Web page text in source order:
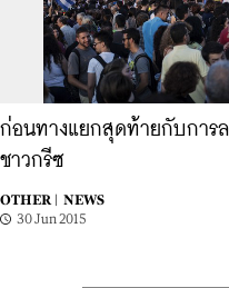
ก่อนทางแยกสุดท้ายกับการ
ชาวกรีซ
OTHER |
NEWS
30 Jun 2015